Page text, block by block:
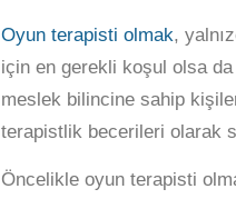
Oyun terapisti olmak,
için en gerekli koşul olsa
meslek bilincine sahip
terapistlik becerileri olarak
Öncelikle oyun terapisti